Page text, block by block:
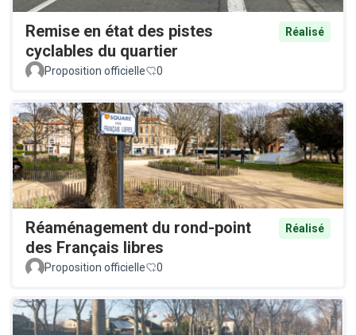
Remise en état des pistes
cyclables du quartier
Réalisé
Proposition officielle 0
Réaménagement du rond-point
des Français libres
Réalisé
Proposition officielle 0